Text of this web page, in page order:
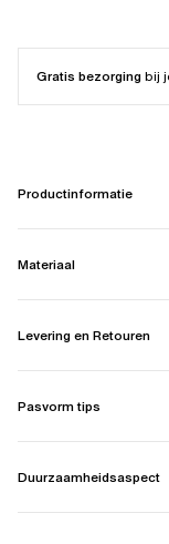
Gratis bezorgingbij
Productinformatie
Materiaal
Levering en Retouren
Pasvorm tips
Duurzaamheidsaspect